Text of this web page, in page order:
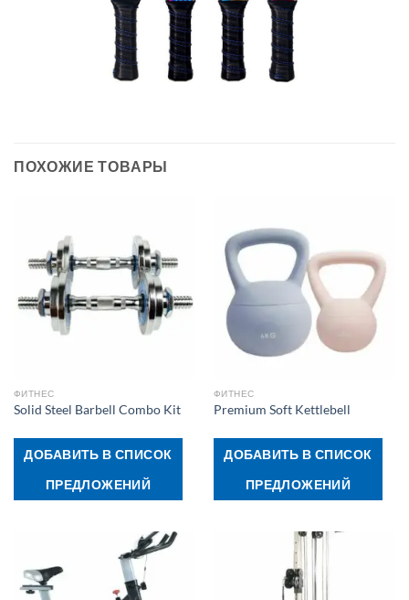
ПОХОЖИЕ ТОВАРЫ
ФИТНЕС
Solid Steel Barbell Combo Kit
ДОБАВИТЬ В СПИСОК
ПРЕДЛОЖЕНИЙ
ФИТНЕС
Premium Soft Kettlebell
ДОБАВИТЬ В СПИСОК
ПРЕДЛОЖЕНИЙ